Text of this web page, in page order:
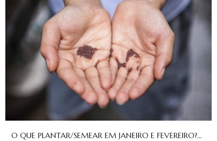
O QUE PLANTAR/SEMEAR EM JANEIRO E FEVEREIRO?...